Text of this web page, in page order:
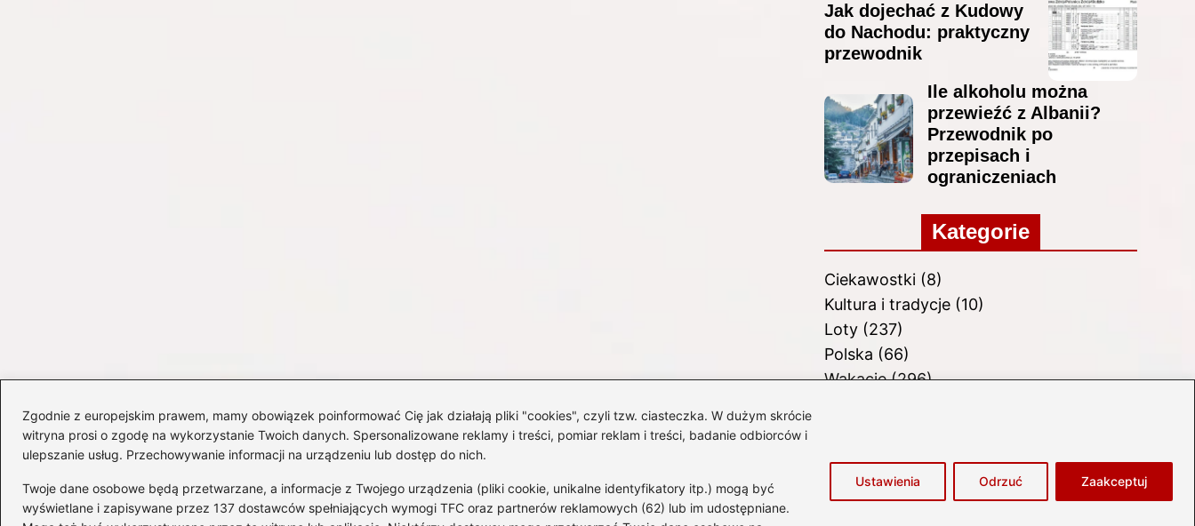
Zgodnie z europejskim prawem, mamy obowiązek poinformować Cię jak działają pliki "cookies", czyli tzw. ciasteczka. W dużym skrócie
witryna prosi o zgodę na wykorzystanie Twoich danych. Spersonalizowane reklamy i treści, pomiar reklam i treści, badanie odbiorców i
ulepszanie usług. Przechowywanie informacji na urządzeniu lub dostęp do nich.
Twoje dane osobowe będą przetwarzane, a informacje z Twojego urządzenia (pliki cookie, unikalne identyfikatory itp.) mogą być
wyświetlane i zapisywane przez 137 dostawców spełniających wymogi TFC oraz partnerów reklamowych (62) lub im udostępniane.
Ustawienia Odrzuć Zaakceptuj
Jak dojechać z Kudowy
do Nachodu: praktyczny
przewodnik
Ile alkoholu można
przewieźć z Albanii?
Przewodnik po
przepisach i
ograniczeniach
Kategorie
Ciekawostki(8)
Kultura i tradycje(10)
Loty(237)
Polska (66)
Wakacje(296)